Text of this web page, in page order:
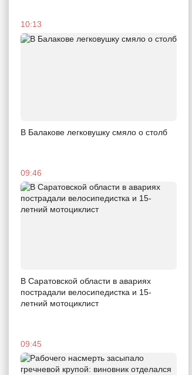
10:13
В Балакове легковушку смяло о столб
09:46
В Саратовской области в авариях
пострадали велосипедистка и 15-
летний мотоциклист
09:45